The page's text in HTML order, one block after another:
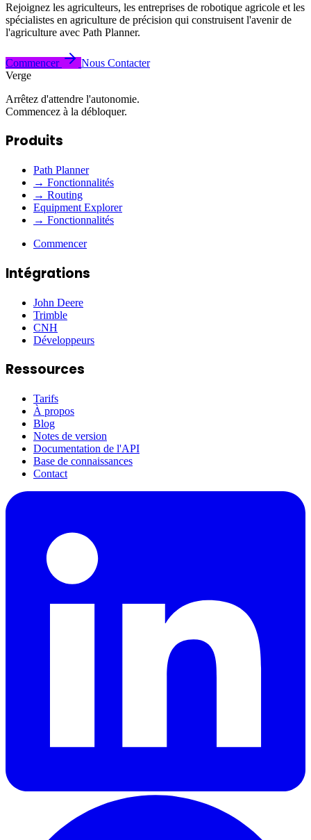
Rejoignez les agriculteurs, les entreprises de robotique agricole et les
spécialistes en agriculture de précision qui construisent l'avenir de
l'agriculture avec Path Planner.
Commencer
Nous Contacter
Verge
Arrêtez d'attendre l'autonomie.
Commencez à la débloquer.
Produits
Path Planner
→ Fonctionnalités
→ Routing
Equipment Explorer
→ Fonctionnalités
Commencer
Intégrations
John Deere
Trimble
CNH
Développeurs
Ressources
Tarifs
À propos
Blog
Notes de version
Documentation de l'API
Base de connaissances
Contact